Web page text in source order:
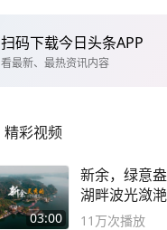
扫码下载今日头条APP
看最新、最热资讯内容
精彩视频
03:00
新余，绿意
湖畔波光潋
深邃……
11万次播放